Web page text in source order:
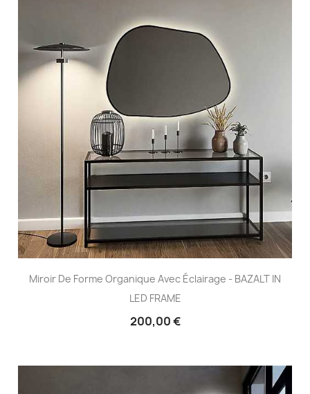
Miroir De Forme Organique Avec Éclairage - BAZALT IN
LED FRAME
200,00 €